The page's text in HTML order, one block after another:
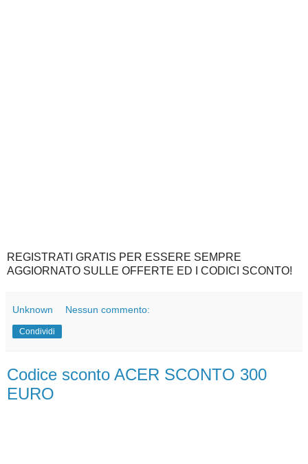
REGISTRATI GRATIS PER ESSERE SEMPRE
AGGIORNATO SULLE OFFERTE ED I CODICI SCONTO!
Unknown Nessun commento:
Condividi
Codice sconto ACER SCONTO 300
EURO